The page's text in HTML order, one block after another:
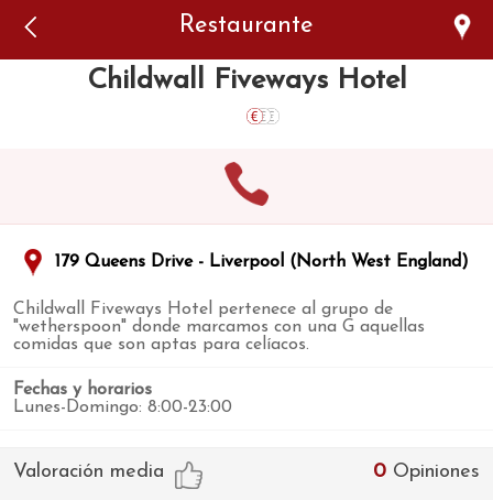
Restaurante
Childwall Fiveways Hotel
179 Queens Drive - Liverpool (North West England)
Childwall Fiveways Hotel pertenece al grupo de
"wetherspoon" donde marcamos con una G aquellas
comidas que son aptas para celíacos.
Fechas y horarios
Lunes-Domingo: 8:00-23:00
0 Opiniones
Valoración media
authorized to show the cookie declaration for domain group
ID 546ddaab-b478-4440-aa8a-3b0205284212. Please add it to
the domain group in the Cookiebot Manager to authorize
the domain.